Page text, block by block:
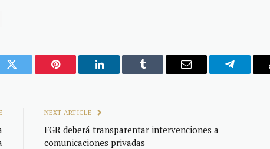
Twitter Pinterest LinkedIn Tumblr Email Telegram
NEXT ARTICLE
FGR deberá transparentar intervenciones a
comunicaciones privadas